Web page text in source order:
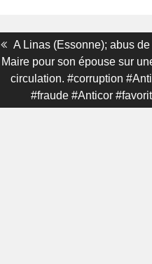
Navigation
de
l’article
Previous
post:
A Linas (Essonne); abus
Maire pour son épouse sur
circulation. #corruption
#fraude #Anticor